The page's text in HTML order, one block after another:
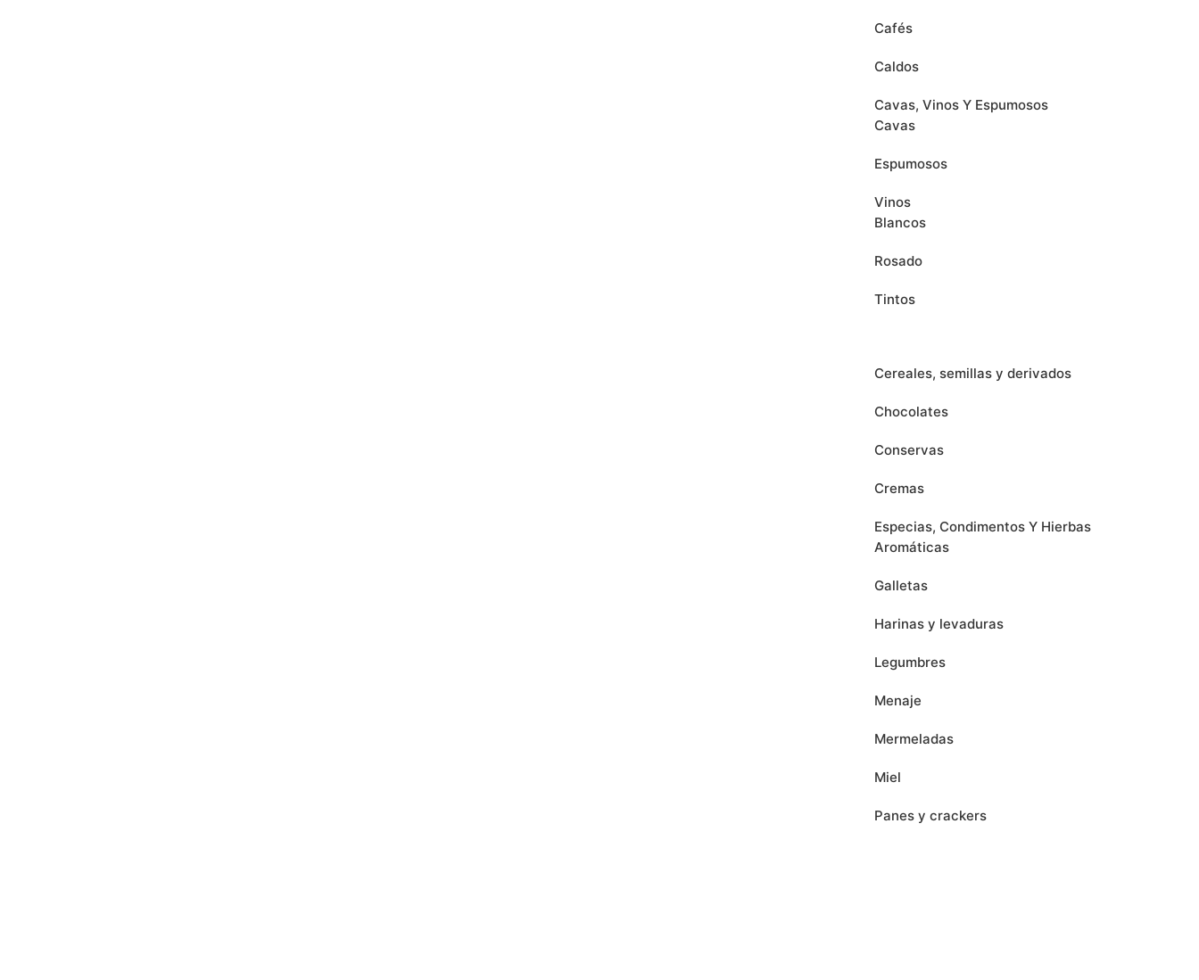
Cafés
Caldos
Cavas, Vinos Y Espumosos
Cavas
Espumosos
Vinos
Blancos
Rosado
Tintos
Cereales, semillas y derivados
Chocolates
Conservas
Cremas
Especias, Condimentos Y Hierbas
Aromáticas
Galletas
Harinas y levaduras
Legumbres
Menaje
Mermeladas
Miel
Panes y crackers